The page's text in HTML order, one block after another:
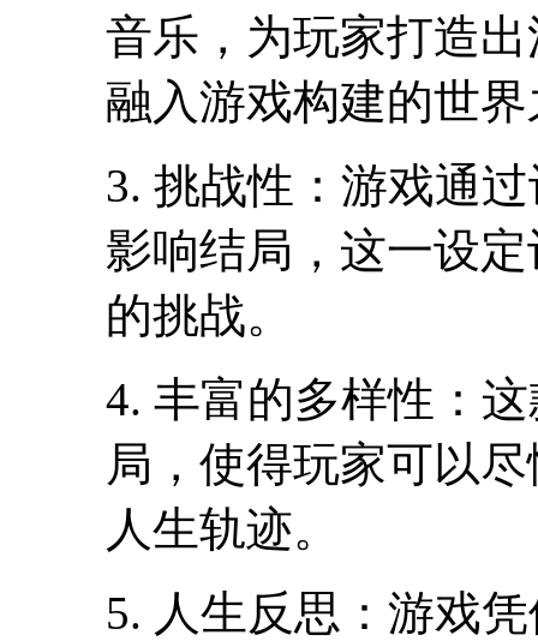
音乐，为玩家打造
融入游戏构建的世
3. 挑战性：游戏通
影响结局，这一设
的挑战。
4. 丰富的多样性：
局，使得玩家可以
人生轨迹。
5. 人生反思：游戏